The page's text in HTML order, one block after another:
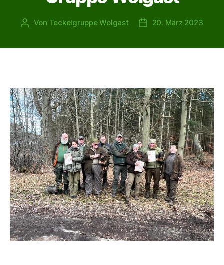
Beitragsautor
Von Teckelgruppe Wolgast 20. März 2023